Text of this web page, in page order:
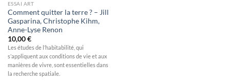
ESSAI ART
Comment quitter la terre ? – Jill
Gasparina, Christophe Kihm,
Anne-Lyse Renon
10,00€
Les études de l’habitabilité, qui
s’appliquent aux conditions de vie et aux
manières de vivre, sont essentielles dans
la recherche spatiale.